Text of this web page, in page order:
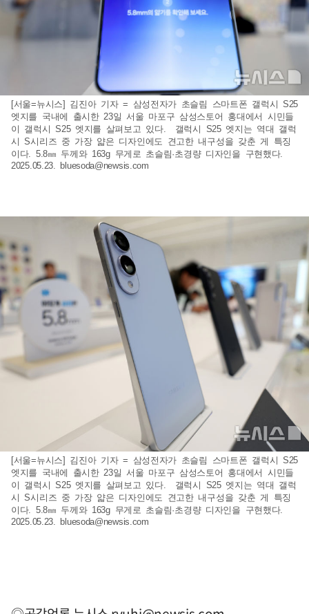
[서울=뉴시스] 김진아 기자 = 삼성전자가 초슬림 스마트폰 갤럭시 S25
엣지를 국내에 출시한 23일 서울 마포구 삼성스토어 홍대에서 시민들
이 갤럭시 S25 엣지를 살펴보고 있다. 갤럭시 S25 엣지는 역대 갤럭
시 S시리즈 중 가장 얇은 디자인에도 견고한 내구성을 갖춘 게 특징
이다. 5.8㎜ 두께와 163g 무게로 초슬림·초경량 디자인을 구현했다.
2025.05.23. bluesoda@newsis.com
[서울=뉴시스] 김진아 기자 = 삼성전자가 초슬림 스마트폰 갤럭시 S25
엣지를 국내에 출시한 23일 서울 마포구 삼성스토어 홍대에서 시민들
이 갤럭시 S25 엣지를 살펴보고 있다. 갤럭시 S25 엣지는 역대 갤럭
시 S시리즈 중 가장 얇은 디자인에도 견고한 내구성을 갖춘 게 특징
이다. 5.8㎜ 두께와 163g 무게로 초슬림·초경량 디자인을 구현했다.
2025.05.23.
bluesoda@newsis.com